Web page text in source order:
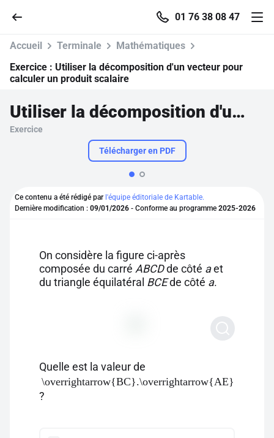
01 76 38 08 47
Parcourir
Se connecter
Pour profiter de 10 contenus offerts.
Accueil Terminale
Mathématiques
Exercice : Utiliser la décomposition d'un vecteur pour
calculer un produit scalaire
Utiliser la décomposition d'un vecteur pour calculer un produit scalaire
Exercice
Télécharger en PDF
Ce contenu a été rédigé par l'équipe éditoriale de Kartable.
Dernière modification : 09/01/2026 - Conforme au programme 2025-2026
On considère la figure ci-après
composée du carré ABCDde côté aet
du triangle équilatéral BCEde côté a.
Quelle est la valeur de
\overrightarrow{BC}.\overrightarrow{AE}
?